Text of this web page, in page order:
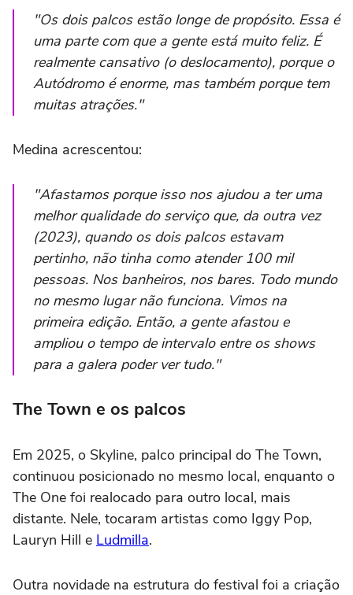
"Os dois palcos estão longe de propósito. Essa é
uma parte com que a gente está muito feliz. É
realmente cansativo (o deslocamento), porque o
Autódromo é enorme, mas também porque tem
muitas atrações."
Medina acrescentou:
"Afastamos porque isso nos ajudou a ter uma
melhor qualidade do serviço que, da outra vez
(2023), quando os dois palcos estavam
pertinho, não tinha como atender 100 mil
pessoas. Nos banheiros, nos bares. Todo mundo
no mesmo lugar não funciona. Vimos na
primeira edição. Então, a gente afastou e
ampliou o tempo de intervalo entre os shows
para a galera poder ver tudo."
The Town e os palcos
Em 2025, o Skyline, palco principal do The Town,
continuou posicionado no mesmo local, enquanto o
The One foi realocado para outro local, mais
distante. Nele, tocaram artistas como Iggy Pop,
Lauryn Hill e Ludmilla.
Outra novidade na estrutura do festival foi a criação